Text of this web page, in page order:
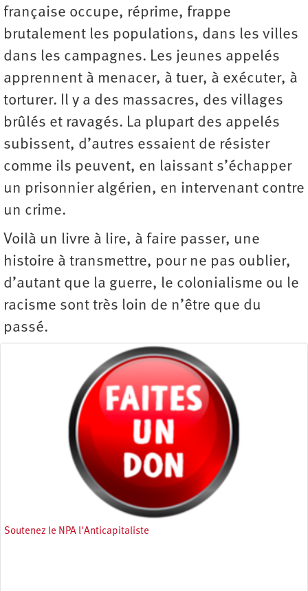
française occupe, réprime, frappe
brutalement les populations, dans les villes
dans les campagnes. Les jeunes appelés
apprennent à menacer, à tuer, à exécuter, à
torturer. Il y a des massacres, des villages
brûlés et ravagés. La plupart des appelés
subissent, d’autres essaient de résister
comme ils peuvent, en laissant s’échapper
un prisonnier algérien, en intervenant contre
un crime.
Voilà un livre à lire, à faire passer, une
histoire à transmettre, pour ne pas oublier,
d’autant que la guerre, le colonialisme ou le
racisme sont très loin de n’être que du
passé.
Soutenez le NPA l'Anticapitaliste